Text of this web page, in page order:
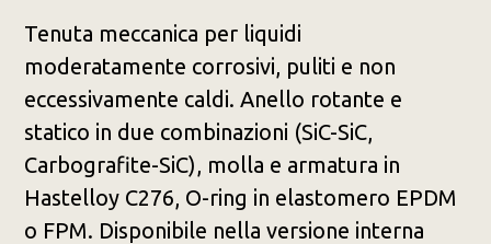
Tenuta meccanica per liquidi
moderatamente corrosivi, puliti e non
eccessivamente caldi. Anello rotante e
statico in due combinazioni (SiC-SiC,
Carbografite-SiC), molla e armatura in
Hastelloy C276, O-ring in elastomero EPDM
o FPM. Disponibile nella versione interna